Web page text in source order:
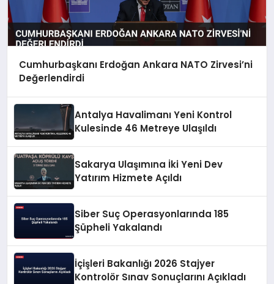
Cumhurbaşkanı Erdoğan Ankara NATO Zirvesi’ni
Değerlendirdi
Antalya Havalimanı Yeni Kontrol
Kulesinde 46 Metreye Ulaşıldı
Sakarya Ulaşımına İki Yeni Dev
Yatırım Hizmete Açıldı
Siber Suç Operasyonlarında 185
Şüpheli Yakalandı
İçişleri Bakanlığı 2026 Stajyer
Kontrolör Sınav Sonuçlarını Açıkladı